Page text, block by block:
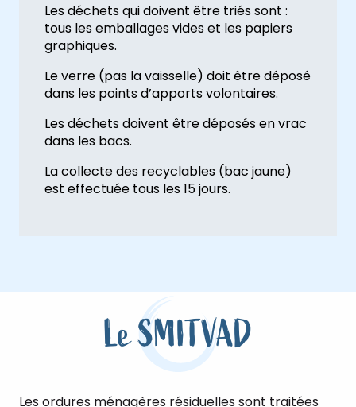
Les déchets qui doivent être triés sont :
tous les emballages vides et les papiers
graphiques.
Le verre (pas la vaisselle) doit être déposé
dans les points d’apports volontaires.
Les déchets doivent être déposés en vrac
dans les bacs.
La collecte des recyclables (bac jaune)
est effectuée tous les 15 jours.
Le SMITVAD
Les ordures ménagères résiduelles sont traitées